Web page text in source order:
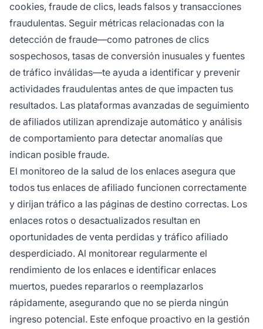
cookies, fraude de clics, leads falsos y transacciones
fraudulentas. Seguir métricas relacionadas con la
detección de fraude—como patrones de clics
sospechosos, tasas de conversión inusuales y fuentes
de tráfico inválidas—te ayuda a identificar y prevenir
actividades fraudulentas antes de que impacten tus
resultados. Las plataformas avanzadas de seguimiento
de afiliados utilizan aprendizaje automático y análisis
de comportamiento para detectar anomalías que
indican posible fraude.
El monitoreo de la salud de los enlaces asegura que
todos tus enlaces de afiliado funcionen correctamente
y dirijan tráfico a las páginas de destino correctas. Los
enlaces rotos o desactualizados resultan en
oportunidades de venta perdidas y tráfico afiliado
desperdiciado. Al monitorear regularmente el
rendimiento de los enlaces e identificar enlaces
muertos, puedes repararlos o reemplazarlos
rápidamente, asegurando que no se pierda ningún
ingreso potencial. Este enfoque proactivo en la gestión